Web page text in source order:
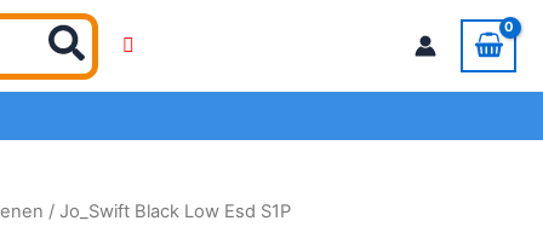
/ Jo_Swift Black Low Esd S1P